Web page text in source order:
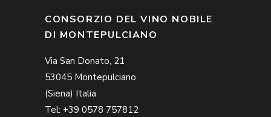
CONSORZIO DEL VINO NOBILE
DI MONTEPULCIANO
Via San Donato, 21
53045 Montepulciano
(Siena) Italia
Tel: +39 0578 757812